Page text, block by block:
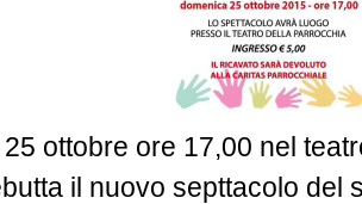
ottobre ore 17,00 nel
il nuovo septtacolo del